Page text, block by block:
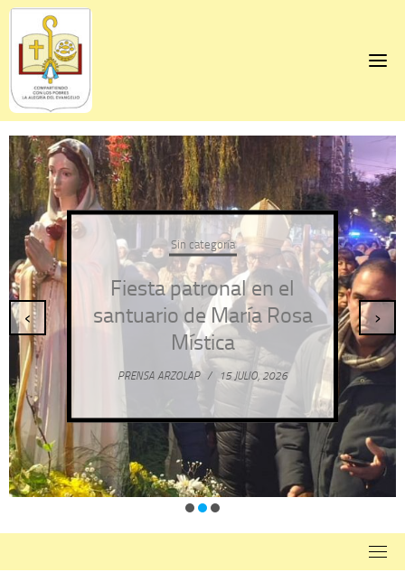
Skip
content
Sin categoría
Fiesta patronal en el
santuario de María Rosa
Mística
PRENSA ARZOLAP / 15 JULIO, 2026
‹ ›